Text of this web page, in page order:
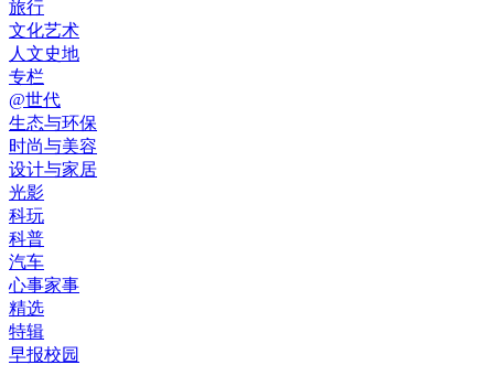
旅行
文化艺术
人文史地
专栏
@世代
生态与环保
时尚与美容
设计与家居
光影
科玩
科普
汽车
心事家事
精选
特辑
早报校园